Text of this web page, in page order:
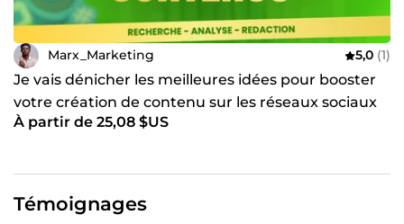
Marx_Marketing 5,0 (1)
Je vais dénicher les meilleures idées pour booster
votre création de contenu sur les réseaux sociaux
À partir de 25,08 $US
Témoignages